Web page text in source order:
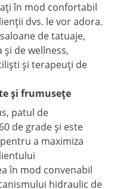
în mod confortabil
dvs. le vor adora.
de tatuaje,
de wellness,
și terapeuți de
și frumusețe
patul de
de grade și este
a maximiza
în mod convenabil
hidraulic de